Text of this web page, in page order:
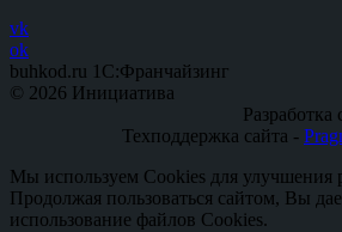
vk
ok
buhkod.ru 1C:Франчайзинг
© 2026 Инициатива
Разработка
Техподдержка сайта -
Мы используем Cookies для улучшения
Продолжая пользоваться сайтом, Вы
использование файлов Cookies.